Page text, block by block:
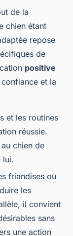
de la
chien étant
repose
de
positive
et la
et les routines
réussie.
chien de
lui.
friandises ou
les
il convient
sans
une action